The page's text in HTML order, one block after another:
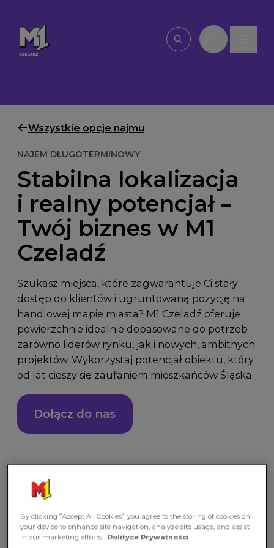
Wpisz, czego
Wszystkie opcje najmu
NAJEM DŁUGOTERMINOWY
Stabilna lokalizacja
i realny potencjał –
Twój biznes w M1
Czeladź
Szukasz miejsca, które zagwarantuje Ci stały
dostęp do klientów i ugruntowaną pozycję na
handlowej mapie miasta? M1 Czeladź oferuje
powierzchnie idealnie dopasowane do potrzeb
zarówno liderów rynku, jak i nowych, ambitnych
projektów. Wykorzystaj potencjał obiektu, który
od lat cieszy się zaufaniem mieszkańców Śląska.
Dołącz do nas
By clicking “Accept All Cookies”, you agree to the storing of cookies on
your device to enhance site navigation, analyze site usage, and assist
in our marketing efforts.
Polityce Prywatności